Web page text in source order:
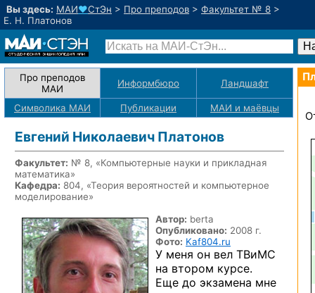
Вы здесь: МАИ♥СтЭн > Про преподов > Факультет № 8 >
Е. Н. Платонов
Про преподов
МАИ
Информбюро Ландшафт
Символика МАИ Публикации МАИ и маёвцы
Евгений Николаевич Платонов
Факультет: № 8, «Компьютерные науки и прикладная
математика»
Кафедра: 804, «Теория вероятностей и компьютерное
моделирование»
Автор: berta
Опубликовано: 2008 г.
Фото: Kaf804.ru
У меня он вел ТВиМС
на втором курсе.
Еще до экзамена мне